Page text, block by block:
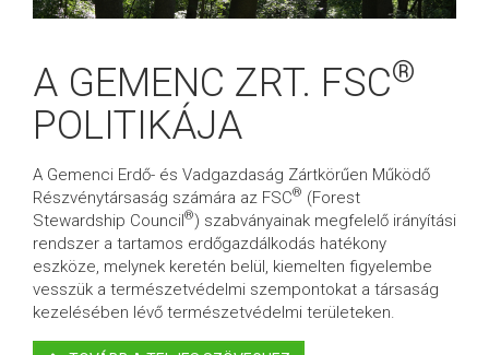
A GEMENC ZRT. FSC®
POLITIKÁJA
A Gemenci Erdő- és Vadgazdaság Zártkörűen Működő
Részvénytársaság számára az FSC® (Forest
Stewardship Council®) szabványainak megfelelő irányítási
rendszer a tartamos erdőgazdálkodás hatékony
eszköze, melynek keretén belül, kiemelten figyelembe
vesszük a természetvédelmi szempontokat a társaság
kezelésében lévő természetvédelmi területeken.